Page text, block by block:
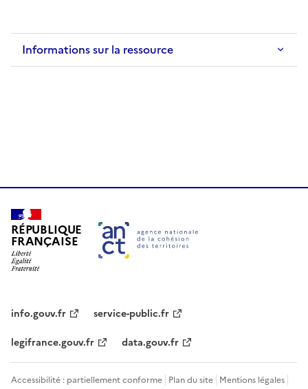
Informations sur la ressource
RÉPUBLIQUE
FRANÇAISE
info.gouv.fr
service-public.fr
legifrance.gouv.fr
data.gouv.fr
Accessibilité : partiellement conforme Plan du site Mentions légales